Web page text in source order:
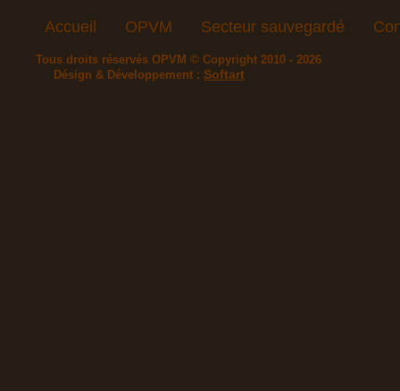
Accueil OPVM Secteur sauvegardé
Tous droits réservés OPVM © Copyright 2010 - 2026
Désign & Développement : Softart